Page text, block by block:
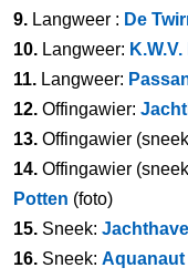
9. Langweer : De
10. Langweer:
11. Langweer:
12. Offingawier:
13. Offingawier
14. Offingawier
Potten (foto)
15. Sneek:
16. Sneek: Aquanaut